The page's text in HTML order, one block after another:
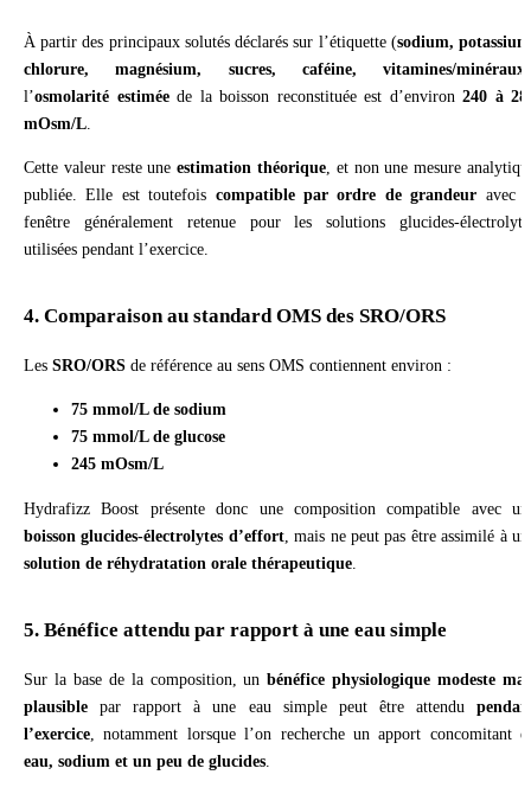
À partir des principaux solutés déclarés sur l’étiquette (sodium,
chlorure, magnésium, sucres, caféine, vitamines/minéraux
l’osmolarité estiméede la boisson reconstituée est d’environ 240 à
mOsm/L
Cette valeur reste uneestimation théorique , et non une mesure
publiée. Elle est toutefois compatible par ordre de grandeur avec
fenêtre généralement retenue pour les solutions glucides-
utilisées pendant l’exercice.
4. Comparaison au standard OMS des SRO/ORS
Les SRO/ORS de référence au sens OMS contiennent environ :
75 mmol/L de sodium
75 mmol/L de glucose
245 mOsm/L
Hydrafizz Boost présente donc une composition compatible avec
boisson glucides-électrolytes d’effort, mais ne peut pas être assimilé à
solution de réhydratation orale thérapeutique
5. Bénéfice attendu par rapport à une eau simple
Sur la base de la composition, unbénéfice physiologique modeste
plausible par rapport à une eau simple peut être attendu
l’exercice , notamment lorsque l’on recherche un apport concomitant
eau, sodium et un peu de glucides